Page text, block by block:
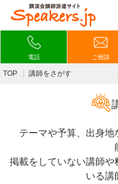
電話 ご相談
TOP 講師をさがす
テーマや予算、出身地
掲載をしていない講師や
いる講